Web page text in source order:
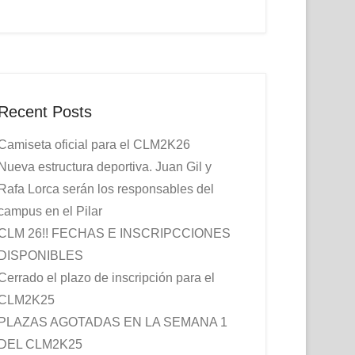
Posts
oficial para el CLM2K26
estructura deportiva. Juan Gil y
Lorca serán los responsables del
en el Pilar
26!! FECHAS E INSCRIPCCIONES
el plazo de inscripción para el
AGOTADAS EN LA SEMANA 1
CLM2K25